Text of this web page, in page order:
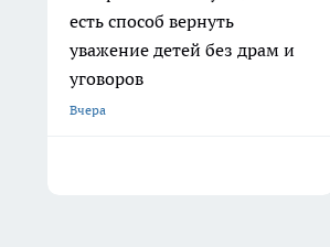
есть способ вернуть
уважение детей без драм и
уговоров
Вчера